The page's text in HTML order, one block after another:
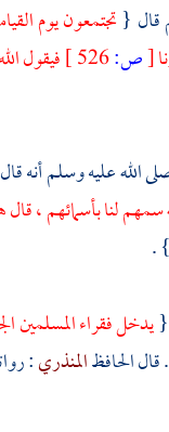
قال {تجتمعون يوم
[ص:
فيقول
عليه وسلم أنه
لنا بأسمائهم ، قال
} .
{يدخل فقراء المسلمين
الحافظالمنذري: